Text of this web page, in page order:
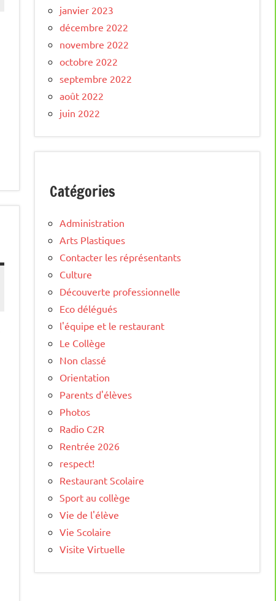
janvier 2023
décembre 2022
novembre 2022
octobre 2022
septembre 2022
août 2022
juin 2022
Catégories
Administration
Arts Plastiques
Contacter les réprésentants
Culture
Découverte professionnelle
Eco délégués
l'équipe et le restaurant
Le Collège
Non classé
Orientation
Parents d'élèves
Photos
Radio C2R
Rentrée 2026
respect!
Restaurant Scolaire
Sport au collège
Vie de l'élève
Vie Scolaire
Visite Virtuelle